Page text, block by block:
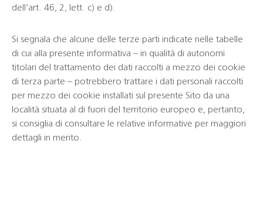
dell’art. 46, 2, lett. c) e d).
Si segnala che alcune delle terze parti indicate nelle tabelle
di cui alla presente informativa – in qualità di autonomi
titolari del trattamento dei dati raccolti a mezzo dei cookie
di terza parte – potrebbero trattare i dati personali raccolti
per mezzo dei cookie installati sul presente Sito da una
località situata al di fuori del territorio europeo e, pertanto,
si consiglia di consultare le relative informative per maggiori
dettagli in merito.